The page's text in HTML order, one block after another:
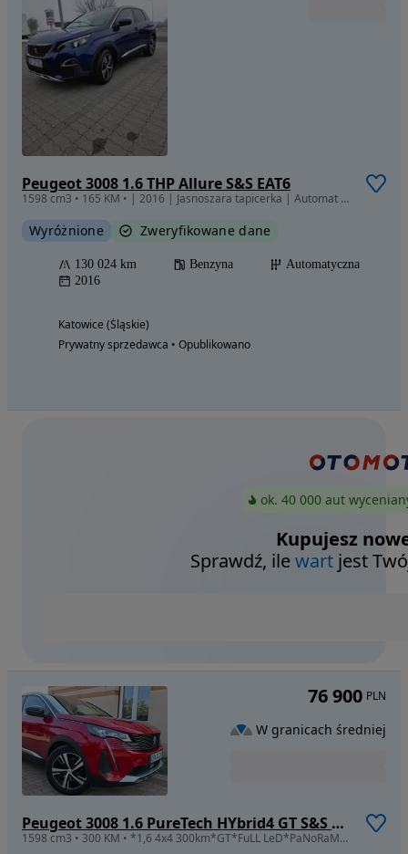
Peugeot 3008 1.6 THP Allure S&S EAT6
1598 cm3 • 165 KM • | 2016 | Jasnoszara tapicerka | Automat | BEZWYPADKOWY
Wyróżnione Zweryfikowane dane
130 024 km Benzyna
Automatyczna
2016
Katowice (Śląskie)
Prywatny sprzedawca • Opublikowano
ok. 40 000 aut
Kupujesz
Sprawdź, ilewart jest
Peugeot 3008 1.6 PureTech HYbrid4 GT S&S EAT8
1598 cm3 • 300 KM • *1,6 4x4 300km*GT*FuLL LeD*PaNoRaMa*MaSaŻe*FoCaL*OpŁaCoNy*
76 900 PLN
W granicach średniej